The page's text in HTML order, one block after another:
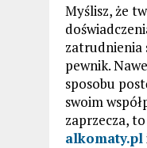
Myślisz, że
zatrudnienia
pewnik.
sposobu
swoim
zaprzecza,
alkomaty.pl